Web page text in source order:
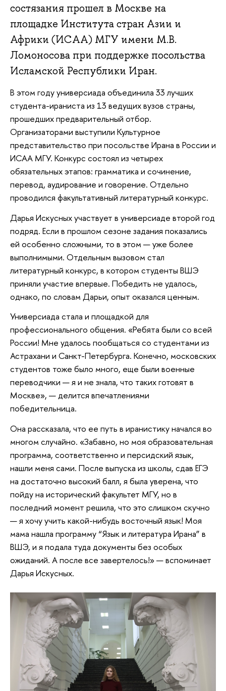
состязания прошел в Москве на
площадке Института стран Азии и
Африки (ИСАА) МГУ имени М.В.
Ломоносова при поддержке посольства
Исламской Республики Иран.
В этом году универсиада объединила 33 лучших
студента-ираниста из 13 ведущих вузов страны,
прошедших предварительный отбор.
Организаторами выступили Культурное
представительство при посольстве Ирана в России и
ИСАА МГУ. Конкурс состоял из четырех
обязательных этапов: грамматика и сочинение,
перевод, аудирование и говорение. Отдельно
проводился факультативный литературный конкурс.
Дарья Искусных участвует в универсиаде второй год
подряд. Если в прошлом сезоне задания показались
ей особенно сложными, то в этом — уже более
выполнимыми. Отдельным вызовом стал
литературный конкурс, в котором студенты ВШЭ
приняли участие впервые. Победить не удалось,
однако, по словам Дарьи, опыт оказался ценным.
Универсиада стала и площадкой для
профессионального общения. «Ребята были со всей
России! Мне удалось пообщаться со студентами из
Астрахани и Санкт-Петербурга. Конечно, московских
студентов тоже было много, еще были военные
переводчики — я и не знала, что таких готовят в
Москве», — делится впечатлениями
победительница.
Она рассказала, что ее путь в иранистику начался во
многом случайно. «Забавно, но моя образовательная
программа, соответственно и персидский язык,
нашли меня сами. После выпуска из школы, сдав ЕГЭ
на достаточно высокий балл, я была уверена, что
пойду на исторический факультет МГУ, но в
последний момент решила, что это слишком скучно
— я хочу учить какой-нибудь восточный язык! Моя
мама нашла программу “Язык и литература Ирана” в
ВШЭ, и я подала туда документы без особых
ожиданий. А после все завертелось!» — вспоминает
Дарья Искусных.